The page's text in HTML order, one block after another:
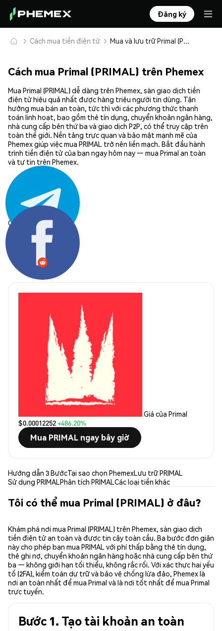
Đăng ký
Cách mua tiền điện tử Mua và lưu trữ Primal (PRIMAL) an toàn
Cách mua Primal (PRIMAL) trên Phemex
Mua Primal (PRIMAL) dễ dàng trên Phemex, sàn giao dịch tiền
điện tử hiệu quả nhất được hàng triệu người tin dùng. Tận
hưởng mua bán an toàn, tức thì với các phương thức thanh
toán linh hoạt, bao gồm thẻ tín dụng, chuyển khoản ngân hàng,
nhà cung cấp bên thứ ba và giao dịch P2P, có thể truy cập trên
toàn thế giới. Nền tảng trực quan và bảo mật mạnh mẽ của
Phemex giúp việc mua PRIMAL trở nên liền mạch. Bắt đầu hành
trình tiền điện tử của bạn ngay hôm nay — mua Primal an toàn
và tự tin trên Phemex.
Chia sẻ:
Giá của Primal
$0.00012252+486.20%
Mua PRIMAL ngay bây giờ
Hướng dẫn 3 BướcTại sao chọn PhemexLưu trữ PRIMAL
Sử dụng PRIMALPhân tích PRIMALCác loại tiền khác
Tôi có thể mua Primal (PRIMAL) ở đâu?
Khám phá nơi mua Primal (PRIMAL) trên Phemex, sàn giao dịch
tiền điện tử an toàn và được tin cậy toàn cầu. Ba bước đơn giản
này cho phép bạn mua PRIMAL với phí thấp bằng thẻ tín dụng,
thẻ ghi nợ, chuyển khoản ngân hàng hoặc nhà cung cấp bên thứ
ba — không giới hạn tối thiểu, không rắc rối. Với xác thực hai yếu
tố (2FA), kiểm toán dự trữ và bảo vệ chống lừa đảo, Phemex là
nơi an toàn nhất để mua Primal và là nơi tốt nhất để mua Primal
trực tuyến.
Bước 1. Tạo tài khoản an toàn